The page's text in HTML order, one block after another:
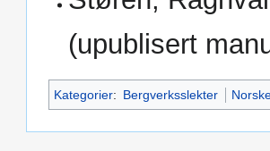
(upublisert
Kategorier: Bergverksslekter